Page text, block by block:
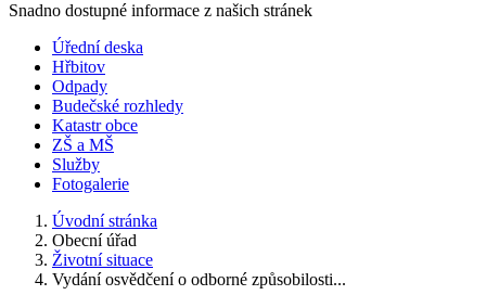
Snadno dostupné informace z našich stránek
Úřední deska
Hřbitov
Odpady
Budečské rozhledy
Katastr obce
ZŠ a MŠ
Služby
Fotogalerie
Úvodní stránka
Obecní úřad
Životní situace
Vydání osvědčení o odborné způsobilosti...